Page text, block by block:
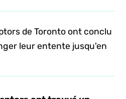
de Toronto ont conclu
leur entente jusqu'en